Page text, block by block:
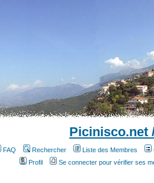
Picinisco.net
FAQ Rechercher Liste des Membres
Profil
Se connecter pour vérifier ses